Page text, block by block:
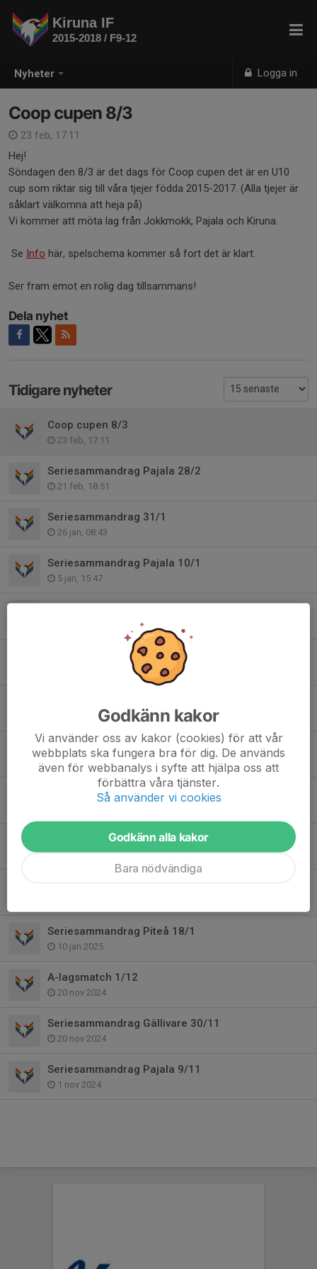
Nyheter Logga in
Kiruna IF
2015-2018 / F9-12
Coop cupen 8/3
23 feb, 17:11
Hej!
Söndagen den 8/3 är det dags för Coop cupen det är en U10
cup som riktar sig till våra tjejer födda 2015-2017. (Alla tjejer är
såklart välkomna att heja på)
Vi kommer att möta lag från Jokkmokk, Pajala och Kiruna.
Se Info här, spelschema kommer så fort det är klart.
Ser fram emot en rolig dag tillsammans!
Dela nyhet
Tidigare nyheter
Coop cupen 8/3
23 feb, 17:11
Seriesammandrag Pajala 28/2
21 feb, 18:51
Seriesammandrag 31/1
26 jan, 08:43
Seriesammandrag Pajala 10/1
5 jan, 15:47
Luleå resa 22-23november
27 okt 2025
Seriesammandrag Gällivare 18/10
13 okt 2025
Föräldramatch
KISAB - Empes Cup 14-16 mars 2025!
25 feb 2025
Seriesammandrag Piteå 18/1
10 jan 2025
A-lagsmatch 1/12
20 nov 2024
Seriesammandrag Gällivare 30/11
20 nov 2024
Seriesammandrag Pajala 9/11
1 nov 2024
Godkänn kakor
Vi använder oss av kakor (cookies) för att vår
webbplats ska fungera bra för dig. De används
även för webbanalys i syfte att hjälpa oss att
förbättra våra tjänster.
Så använder vi cookies
Godkänn alla kakor
Bara nödvändiga